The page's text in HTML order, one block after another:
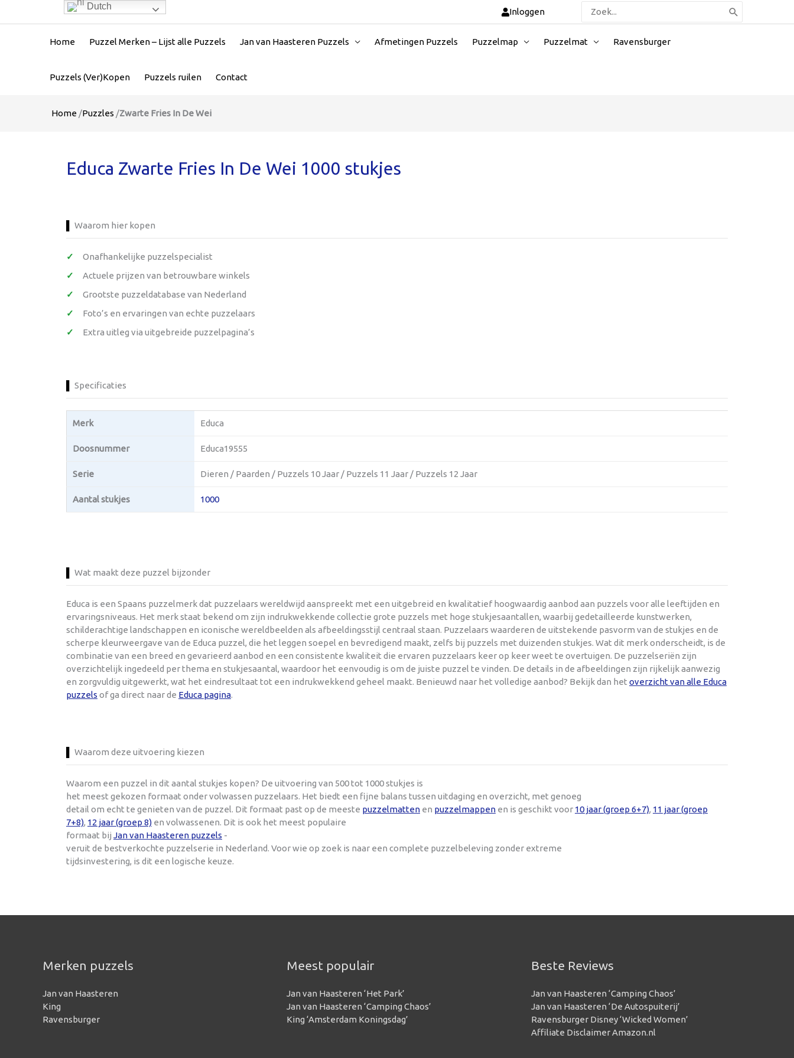
Inloggen
Zoeken
naar:
Home Puzzel Merken – Lijst alle Puzzels Jan van Haasteren Puzzels Afmetingen Puzzels Puzzelmap Puzzelmat Ravensburger
Puzzels (Ver)Kopen Puzzels ruilen Contact
Home /Puzzles /Zwarte Fries In De Wei
Educa Zwarte Fries In De Wei 1000 stukjes
Waarom hier kopen
Onafhankelijke puzzelspecialist
Actuele prijzen van betrouwbare winkels
Grootste puzzeldatabase van Nederland
Foto’s en ervaringen van echte puzzelaars
Extra uitleg via uitgebreide puzzelpagina’s
Specificaties
Merk Educa
Doosnummer Educa19555
Serie Dieren / Paarden / Puzzels 10 Jaar / Puzzels 11 Jaar / Puzzels 12 Jaar
Aantal stukjes 1000
Wat maakt deze puzzel bijzonder
Educa is een Spaans puzzelmerk dat puzzelaars wereldwijd aanspreekt met een uitgebreid en kwalitatief hoogwaardig aanbod aan puzzels voor alle leeftijden en
ervaringsniveaus. Het merk staat bekend om zijn indrukwekkende collectie grote puzzels met hoge stukjesaantallen, waarbij gedetailleerde kunstwerken,
schilderachtige landschappen en iconische wereldbeelden als afbeeldingsstijl centraal staan. Puzzelaars waarderen de uitstekende pasvorm van de stukjes en de
scherpe kleurweergave van de Educa puzzel, die het leggen soepel en bevredigend maakt, zelfs bij puzzels met duizenden stukjes. Wat dit merk onderscheidt, is de
combinatie van een breed en gevarieerd aanbod en een consistente kwaliteit die ervaren puzzelaars keer op keer weet te overtuigen. De puzzelseriën zijn
overzichtelijk ingedeeld per thema en stukjesaantal, waardoor het eenvoudig is om de juiste puzzel te vinden. De details in de afbeeldingen zijn rijkelijk aanwezig
en zorgvuldig uitgewerkt, wat het eindresultaat tot een indrukwekkend geheel maakt. Benieuwd naar het volledige aanbod? Bekijk dan het overzicht van alle Educa
puzzels of ga direct naar de Educa pagina.
Waarom deze uitvoering kiezen
Waarom een puzzel in dit aantal stukjes kopen? De uitvoering van 500 tot 1000 stukjes is
het meest gekozen formaat onder volwassen puzzelaars. Het biedt een fijne balans tussen uitdaging en overzicht, met genoeg
detail om echt te genieten van de puzzel. Dit formaat past op de meeste puzzelmatten en puzzelmappen en is geschikt voor 10 jaar (groep 6+7), 11 jaar (groep
7+8), 12 jaar (groep 8) en volwassenen. Dit is ook het meest populaire
formaat bij Jan van Haasteren puzzels -
veruit de bestverkochte puzzelserie in Nederland. Voor wie op zoek is naar een complete puzzelbeleving zonder extreme
tijdsinvestering, is dit een logische keuze.
Merken puzzels
Jan van Haasteren
King
Ravensburger
Meest populair
Jan van Haasteren ‘Het Park’
Jan van Haasteren ‘Camping Chaos’
King ‘Amsterdam Koningsdag’
Beste Reviews
Jan van Haasteren ‘Camping Chaos’
Jan van Haasteren ‘De Autospuiterij’
Ravensburger Disney ‘Wicked Women’
Affiliate Disclaimer Amazon.nl
Dutch